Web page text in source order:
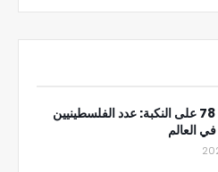
الإحصاء بعد 78 على النكبة: عدد الفلسطينيين